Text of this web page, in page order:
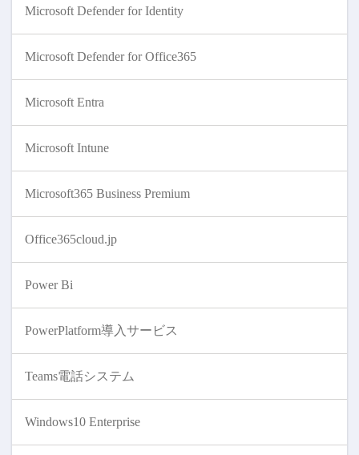
Microsoft Defender for Identity
Microsoft Defender for Office365
Microsoft Entra
Microsoft Intune
Microsoft365 Business Premium
Office365cloud.jp
Power Bi
PowerPlatform導入サービス
Teams電話システム
Windows10 Enterprise